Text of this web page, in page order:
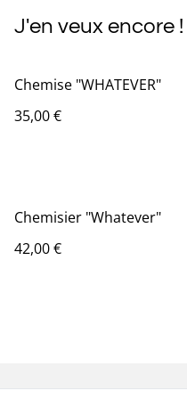
J'en veux encore !
Chemise "WHATEVER"
35,00 €
Chemisier "Whatever"
42,00 €